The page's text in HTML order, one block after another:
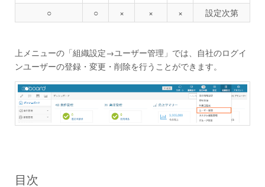
○ ○ × × × 設定次第
上メニューの「組織設定→ユーザー管理」では、自社のログイ
ンユーザーの登録・変更・削除を行うことができます。
目次